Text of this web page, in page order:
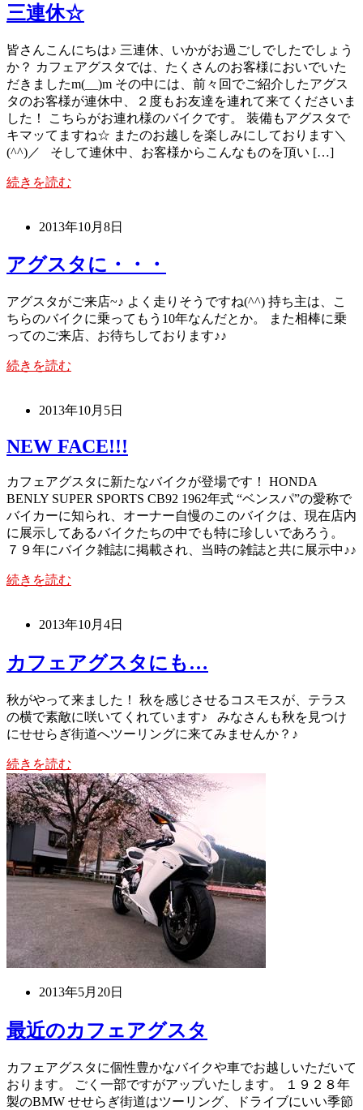
三連休☆
皆さんこんにちは♪ 三連休、いかがお過ごしでしたでしょう
か？ カフェアグスタでは、たくさんのお客様においでいた
だきましたm(__)m その中には、前々回でご紹介したアグス
タのお客様が連休中、２度もお友達を連れて来てくださいま
した！ こちらがお連れ様のバイクです。 装備もアグスタで
キマッてますね☆ またのお越しを楽しみにしております＼
(^^)／ そして連休中、お客様からこんなものを頂い […]
続きを読む
2013年10月8日
アグスタに・・・
アグスタがご来店~♪ よく走りそうですね(^^) 持ち主は、こ
ちらのバイクに乗ってもう10年なんだとか。 また相棒に乗
ってのご来店、お待ちしております♪♪
続きを読む
2013年10月5日
NEW FACE!!!
カフェアグスタに新たなバイクが登場です！ HONDA
BENLY SUPER SPORTS CB92 1962年式 “ベンスパ”の愛称で
バイカーに知られ、オーナー自慢のこのバイクは、現在店内
に展示してあるバイクたちの中でも特に珍しいであろう。
７９年にバイク雑誌に掲載され、当時の雑誌と共に展示中♪♪
続きを読む
2013年10月4日
カフェアグスタにも…
秋がやって来ました！ 秋を感じさせるコスモスが、テラス
の横で素敵に咲いてくれています♪ みなさんも秋を見つけ
にせせらぎ街道へツーリングに来てみませんか？♪
続きを読む
2013年5月20日
最近のカフェアグスタ
カフェアグスタに個性豊かなバイクや車でお越しいただいて
おります。 ごく一部ですがアップいたします。 １９２８年
製のBMW せせらぎ街道はツーリング、ドライブにいい季節